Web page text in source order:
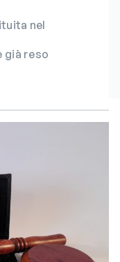
nel
già reso